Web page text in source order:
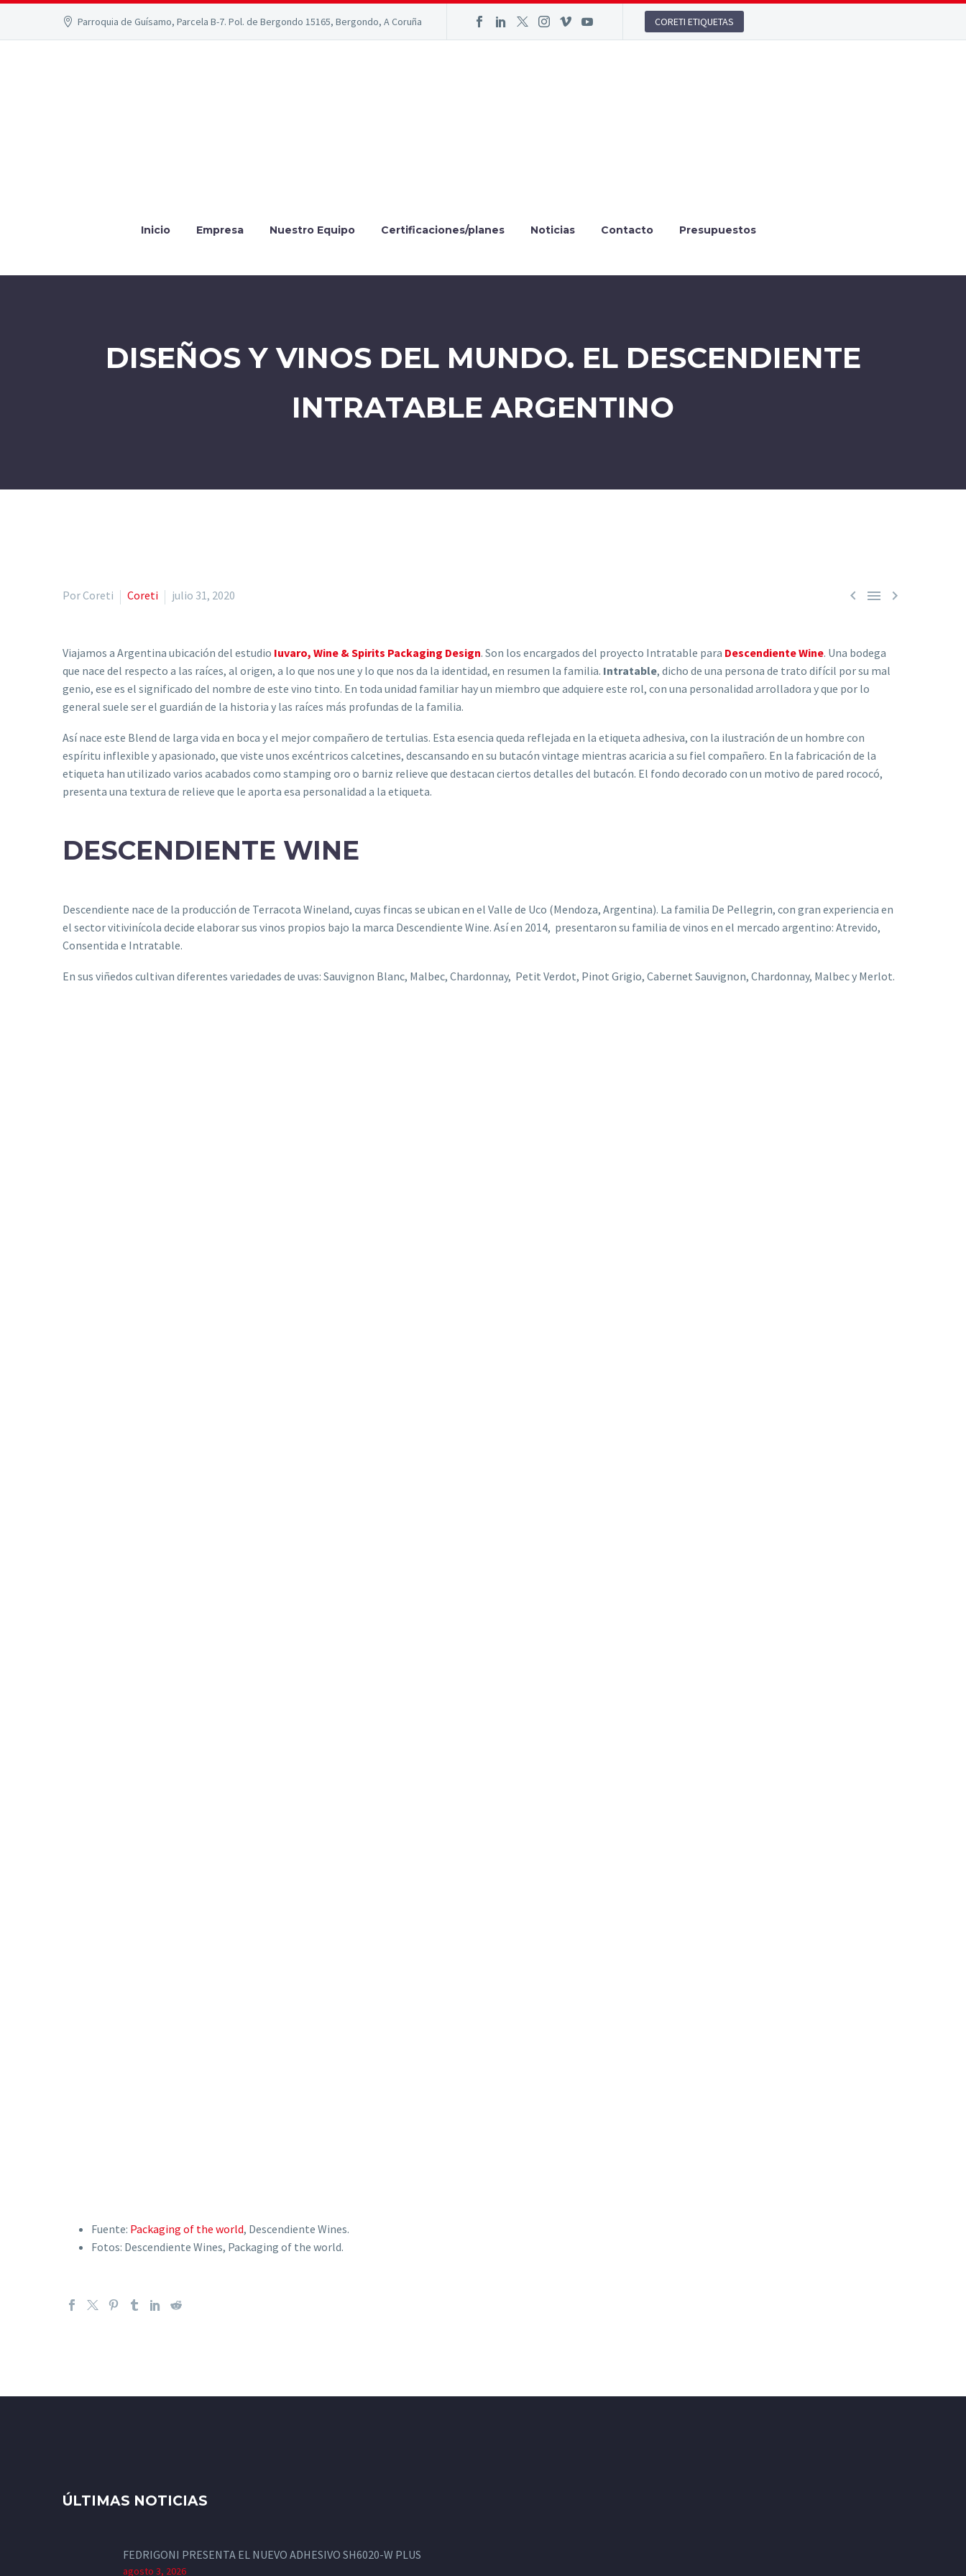
Parroquia de Guísamo, Parcela B-7. Pol. de Bergondo 15165, Bergondo, A Coruña CORETI ETIQUETAS
Inicio Empresa Nuestro Equipo Certificaciones/planes Noticias Contacto Presupuestos
DISEÑOS Y VINOS DEL MUNDO. EL DESCENDIENTE
INTRATABLE ARGENTINO
  
Por Coreti Coreti julio 31, 2020
Viajamos a Argentina ubicación del estudio Iuvaro, Wine & Spirits Packaging Design. Son los encargados del proyecto Intratable para Descendiente Wine. Una bodega
que nace del respecto a las raíces, al origen, a lo que nos une y lo que nos da la identidad, en resumen la familia. Intratable, dicho de una persona de trato difícil por su mal
genio, ese es el significado del nombre de este vino tinto. En toda unidad familiar hay un miembro que adquiere este rol, con una personalidad arrolladora y que por lo
general suele ser el guardián de la historia y las raíces más profundas de la familia.
Así nace este Blend de larga vida en boca y el mejor compañero de tertulias. Esta esencia queda reflejada en la etiqueta adhesiva, con la ilustración de un hombre con
espíritu inflexible y apasionado, que viste unos excéntricos calcetines, descansando en su butacón vintage mientras acaricia a su fiel compañero. En la fabricación de la
etiqueta han utilizado varios acabados como stamping oro o barniz relieve que destacan ciertos detalles del butacón. El fondo decorado con un motivo de pared rococó,
presenta una textura de relieve que le aporta esa personalidad a la etiqueta.
DESCENDIENTE WINE
Descendiente nace de la producción de Terracota Wineland, cuyas fincas se ubican en el Valle de Uco (Mendoza, Argentina). La familia De Pellegrin, con gran experiencia en
el sector vitivinícola decide elaborar sus vinos propios bajo la marca Descendiente Wine. Así en 2014, presentaron su familia de vinos en el mercado argentino: Atrevido,
Consentida e Intratable.
En sus viñedos cultivan diferentes variedades de uvas: Sauvignon Blanc, Malbec, Chardonnay, Petit Verdot, Pinot Grigio, Cabernet Sauvignon, Chardonnay, Malbec y Merlot.
Fuente: Packaging of the world, Descendiente Wines.
Fotos: Descendiente Wines, Packaging of the world.
ÚLTIMAS NOTICIAS
FEDRIGONI PRESENTA EL NUEVO ADHESIVO SH6020-W PLUS
agosto 3, 2026